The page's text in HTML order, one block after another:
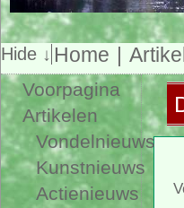
Home
Voorpagina
Artikelen
Vondelnieuws
Kunstnieuws
Actienieuws